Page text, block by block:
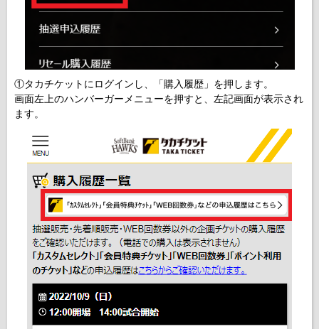
①タカチケットにログインし、「購入履歴」を押します。
画面左上のハンバーガーメニューを押すと、左記画面が表示され
ます。